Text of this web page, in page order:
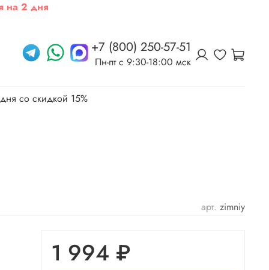
на 2 дня
+7 (800) 250-57-51
Пн-пт c 9:30-18:00 мск
со скидкой 15%
арт. zimniy
1 994 ₽